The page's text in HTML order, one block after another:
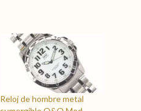
Reloj de hombre metal